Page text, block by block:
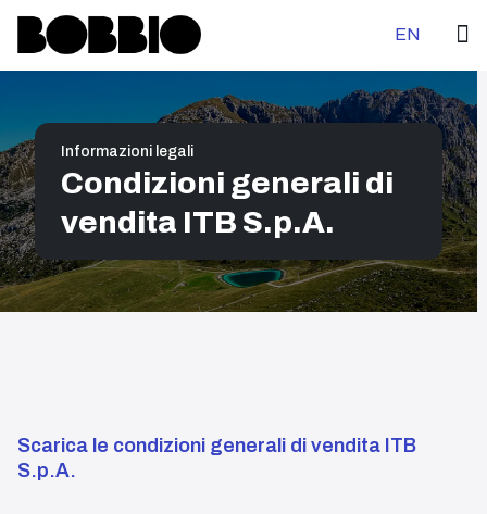
Seleziona la
EN
Informazioni legali
Condizioni generali di
vendita ITB S.p.A.
Scarica le condizioni generali di vendita ITB
S.p.A.